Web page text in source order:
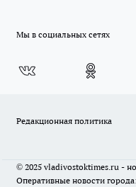
Мы в социальных сетях
Редакционная политика
© 2025 vladivostoktimes.ru -
Оперативные новости